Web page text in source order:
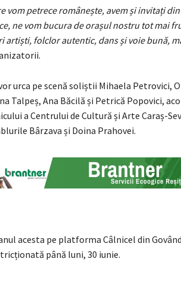
vom petrece românește, avem și invitați
ne vom bucura de orașul nostru tot mai
artiști, folclor autentic, dans și voie bună,
urca pe scenă soliștii Mihaela Petrovici,
Talpeș, Ana Băcilă și Petrică Popovici,
a Centrului de Cultură și Arte Caraș-
Bârzava și Doina Prahovei.
acesta pe platforma Câlnicel din
până luni, 30 iunie.